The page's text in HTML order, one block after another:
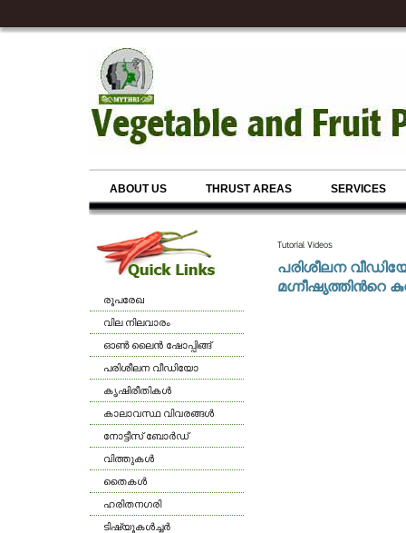
ABOUT US THRUST AREAS SERVICES
രൂപരേഖ
വില നിലവാരം
ഓണ്‍ ലൈന്‍ ഷോപ്പിങ്ങ്
പരിശീലന വീഡിയോ
കൃഷിരീതികള്‍
കാലാവസ്ഥ വിവരങ്ങള്‍
നോട്ടീസ് ബോര്‍ഡ്
വിത്തുകള്‍
തൈകള്‍
ഹരിതനഗരി
ടിഷ്യൂകള്‍ച്ചര്‍
Tutorial Videos
പരിശീലന
മഗ്നീഷ്യത്തിന്‍റെ